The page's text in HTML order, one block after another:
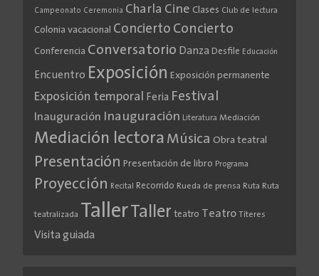
Campeonato Ceremonia Charla Cine Clases Club de lectura
Colonia vacacional Concierto Concierto
Conferencia Conversatorio Danza Desfile Educación
Encuentro Exposición Exposición permanente
Exposición temporal Feria Festival
Inauguración Inauguración Literatura Mediación
Mediación lectora Música Obra teatral
Presentación Presentación de libro Programa
Proyección Recital Recorrido Rueda de prensa Ruta Ruta
teatralizada TallerTaller teatro Teatro Títeres
Visita guiada